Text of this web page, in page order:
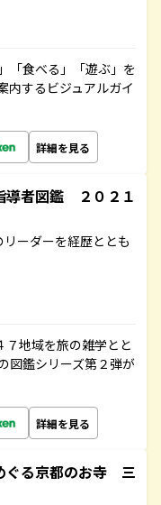
「食べる」「遊ぶ」を
内するビジュアルガイ
詳細を見る
者図鑑 ２０２１
ーダーを経歴ととも
地域を旅の雑学とと
図鑑シリーズ第２弾が
詳細を見る
ぐる京都のお寺 三